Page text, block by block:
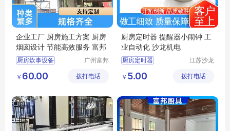
企业工厂 厨房施工方案 厨房
烟囱设计 节能高效服务 富邦
厨房炊事设备
厨房施工方案
饭堂厨房设计规范
广州富邦
工程有限
￥ 60.00 拨打电话
厨房定时器 提醒器小闹钟 工
业自动化 沙龙机电
厨房定时器
工业自动化
江苏沙龙
有限公司
￥ 5.00 拨打电话